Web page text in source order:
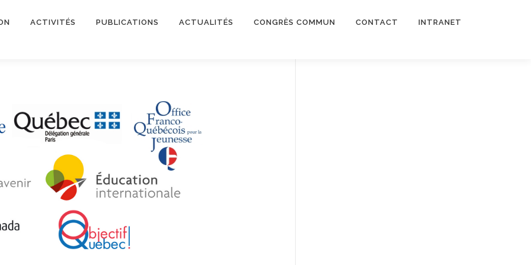
ACTIVITÉS PUBLICATIONS ACTUALITÉS CONGRÈS COMMUN CONTACT INTRANET